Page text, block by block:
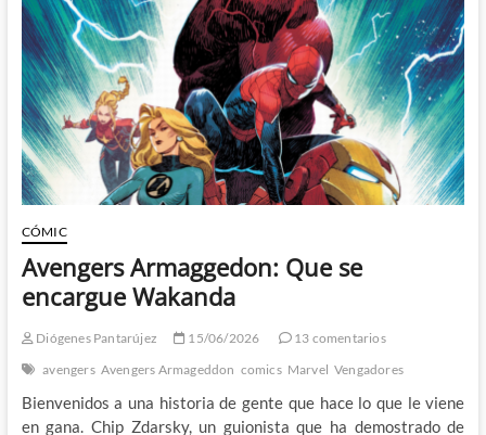
Doomsday
CÓMIC
Avengers Armaggedon: Que se
encargue Wakanda
Diógenes Pantarújez 15/06/2026
13 comentarios
avengers Avengers Armageddon comics Marvel Vengadores
Bienvenidos a una historia de gente que hace lo que le viene
en gana. Chip Zdarsky, un guionista que ha demostrado de